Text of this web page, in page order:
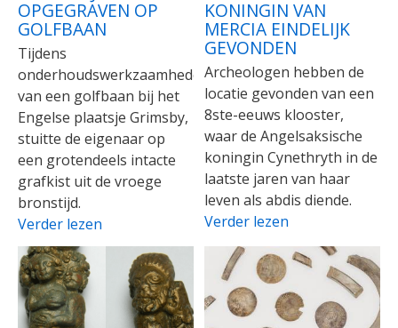
OPGEGRAVEN OP
GOLFBAAN
Tijdens
onderhoudswerkzaamheden
van een golfbaan bij het
Engelse plaatsje Grimsby,
stuitte de eigenaar op
een grotendeels intacte
grafkist uit de vroege
bronstijd.
Verder lezen
KONINGIN VAN
MERCIA EINDELIJK
GEVONDEN
Archeologen hebben de
locatie gevonden van een
8ste-eeuws klooster,
waar de Angelsaksische
koningin Cynethryth in de
laatste jaren van haar
leven als abdis diende.
Verder lezen